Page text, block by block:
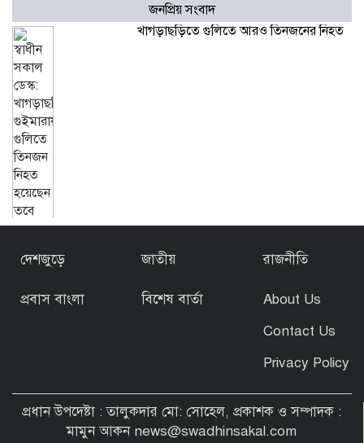
জনপ্রিয় সংবাদ
খাগড়াছড়িতে গুলিতে আরও তিনজনের নিহত
দেশজুড়ে জাতীয় রাজনীতি
প্রবাস বাংলা বিশেষ বার্তা
About Us
Contact Us
Privacy Policy
প্রধান উপদেষ্টা : তালুকদার মো: সোহেল, প্রকাশক ও সম্পাদক :
মামুন আকন news@swadhinsakal.com